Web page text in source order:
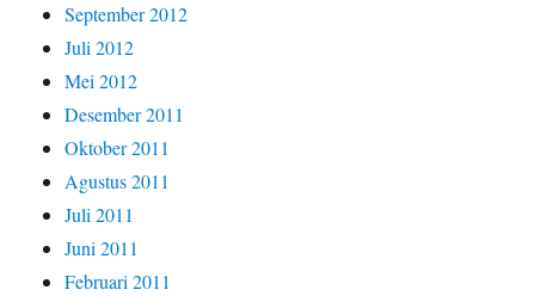
September 2012
Juli 2012
Mei 2012
Desember 2011
Oktober 2011
Agustus 2011
Juli 2011
Juni 2011
Februari 2011